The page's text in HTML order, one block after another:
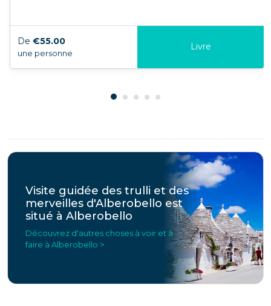
De €55.00
une personne
Livre
Visite guidée des trulli et des
merveilles d'Alberobello est
situé à Alberobello
Découvrez d'autres choses à voir et à
faire à Alberobello >